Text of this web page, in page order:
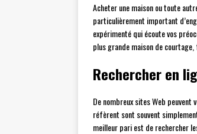
Acheter une maison ou toute
particulièrement important
expérimenté qui écoute vos
plus grande maison de
Rechercher en
De nombreux sites Web
réfèrent sont souvent
meilleur pari est de rechercher